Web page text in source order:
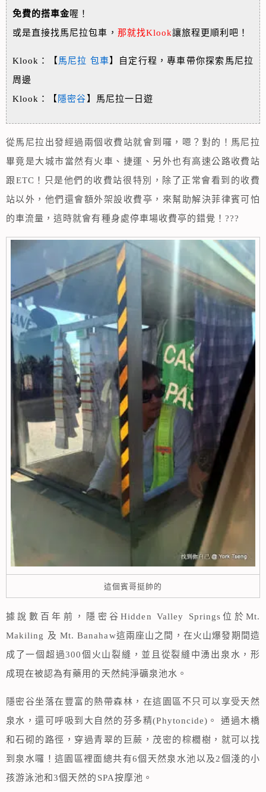
免費的搭車金喔！
或是直接找馬尼拉包車， 那就找Klook讓旅程更順利吧！
Klook：【 馬尼拉 包車】自定行程，專車帶你探索馬尼拉
周邊
Klook：【 隱密谷 】馬尼拉一日遊
從馬尼拉出發經過兩個收費站就會到囉，嗯？對的！馬尼拉
畢竟是大城市當然有火車、捷運、另外也有高速公路收費站
跟ETC！只是他們的收費站很特別，除了正常會看到的收費
站以外，他們還會額外架設收費亭，來幫助解決菲律賓可怕
的車流量，這時就會有種身處停車場收費亭的錯覺！???
這個賓哥挺帥的
據說數百年前，隱密谷Hidden Valley Springs位於Mt.
Makiling 及 Mt. Banahaw這兩座山之間，在火山爆發期間造
成了一個超過300個火山裂縫，並且從裂縫中湧出泉水，形
成現在被認為有藥用的天然純淨礦泉池水。
隱密谷坐落在豐富的熱帶森林，在這園區不只可以享受天然
泉水，還可呼吸到大自然的芬多精(Phytoncide)。 通過木橋
和石砌的路徑，穿過青翠的巨蕨，茂密的棕櫚樹，就可以找
到泉水囉！這園區裡面總共有6個天然泉水池以及2個淺的小
孩游泳池和3個天然的SPA按摩池。